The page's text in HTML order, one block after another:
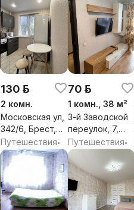
130 р.
2 комн.
Московская ул,
342/6, Брест,
Брестская обл.
Путешествия•
70 р.
1 комн., 38 м²
3-й Заводской
переулок, 7,
Брест,
Брестская обл.
Путешествия•